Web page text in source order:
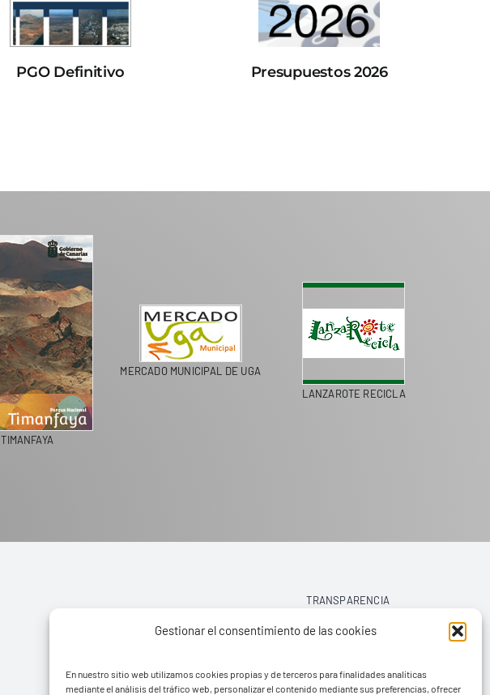
Gestionar el consentimiento de las cookies
En nuestro sitio web utilizamos cookies propias y de terceros para finalidades analíticas
mediante el análisis del tráfico web, personalizar el contenido mediante sus preferencias, ofrecer
PGO Definitivo Presupuestos 2026
TIMANFAYA
MERCADO MUNICIPAL DE UGA
LANZAROTE RECICLA
TRANSPARENCIA
AVISO LEGAL
POLÍTICA DE PRIVACIDAD